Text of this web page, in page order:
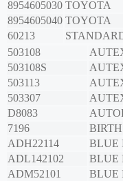
8954605030 TOYOTA
8954605040 TOYOTA
60213
503108
503108S
503113
503307
D8083
7196
BIRTH
ADH22114
BLUE
ADL142102
BLUE
ADM52101
BLUE